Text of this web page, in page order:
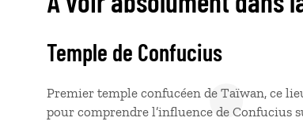
Temple de Confucius
Premier temple confucéen de Taïwan, ce
pour comprendre l’influence de Confucius